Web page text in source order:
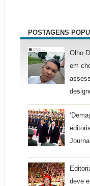
POSTAGENS
Olho
em
deve